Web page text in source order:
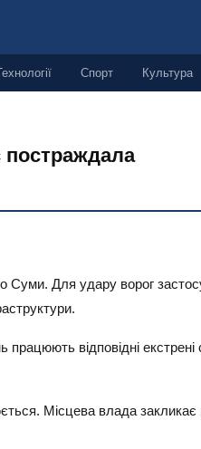
Спорт Культура
постраждала
Для удару ворог
відповідні
Місцева влада закликає